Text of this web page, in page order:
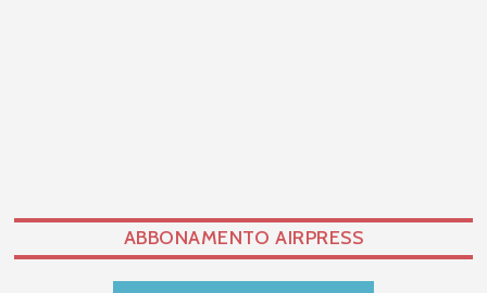
ABBONAMENTO AIRPRESS